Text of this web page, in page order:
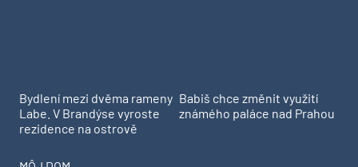
Bydlení mezi dvěma rameny
Labe. V Brandýse vyroste
rezidence na ostrově
Babiš chce změnit využití
známého paláce nad Prahou